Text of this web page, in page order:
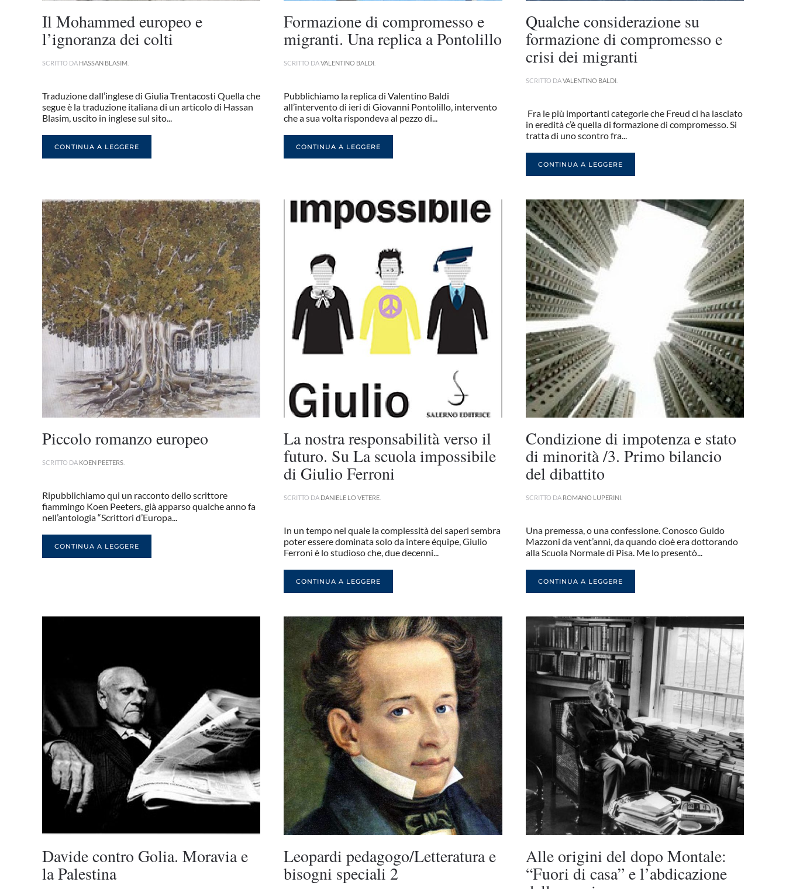
Il Mohammed europeo e
l’ignoranza dei colti
SCRITTO DA HASSAN BLASIM
Traduzione dall’inglese di Giulia Trentacosti Quella che
segue è la traduzione italiana di un articolo di Hassan
Blasim, uscito in inglese sul sito...
CONTINUA A LEGGERE
Formazione di compromesso e
migranti. Una replica a Pontolillo
SCRITTO DAVALENTINO BALDI
Pubblichiamo la replica di Valentino Baldi
all’intervento di ieri di Giovanni Pontolillo, intervento
che a sua volta rispondeva al pezzo di...
CONTINUA A LEGGERE
Qualche considerazione su
formazione di compromesso e
crisi dei migranti
SCRITTO DAVALENTINO BALDI.
Fra le più importanti categorie che Freud ci ha lasciato
in eredità c’è quella di formazione di compromesso. Si
tratta di uno scontro fra...
CONTINUA A LEGGERE
Piccolo romanzo europeo
SCRITTO DA KOEN PEETERS
Ripubblichiamo qui un racconto dello scrittore
fiammingo Koen Peeters, già apparso qualche anno fa
nell’antologia “Scrittori d’Europa...
CONTINUA A LEGGERE
La nostra responsabilità verso il
futuro. Su La scuola impossibile
di Giulio Ferroni
SCRITTO DA DANIELE LO VETERE
In un tempo nel quale la complessità dei saperi sembra
poter essere dominata solo da intere équipe, Giulio
Ferroni è lo studioso che, due decenni...
CONTINUA A LEGGERE
Condizione di impotenza e stato
di minorità /3. Primo bilancio
del dibattito
SCRITTO DA ROMANO LUPERINI.
Una premessa, o una confessione. Conosco Guido
Mazzoni da vent’anni, da quando cioè era dottorando
alla Scuola Normale di Pisa. Me lo presentò...
CONTINUA A LEGGERE
Davide contro Golia. Moravia e
la Palestina
Leopardi pedagogo/Letteratura e
bisogni speciali 2
Alle origini del dopo Montale:
“Fuori di casa” e l’abdicazione